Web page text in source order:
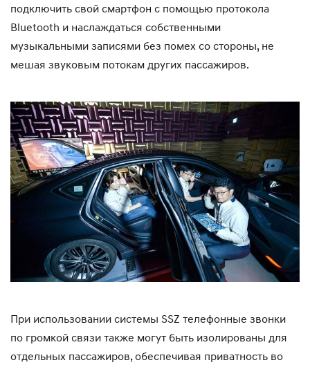
подключить свой смартфон с помощью протокола
Bluetooth и наслаждаться собственными
музыкальными записями без помех со стороны, не
мешая звуковым потокам других пассажиров.
При использовании системы SSZ телефонные звонки
по громкой связи также могут быть изолированы для
отдельных пассажиров, обеспечивая приватность во